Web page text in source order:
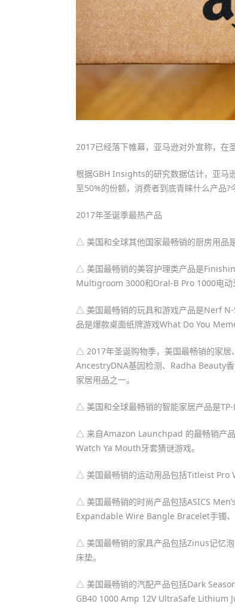
2017已经落下帷幕，亚马逊对外宣称，在
根据GBH Insights的研究数据估计，亚马
至50%的份额，消费者到底青睐什么产品?
2017年圣诞季最热产品
△ 美国和全球其他国家最畅销的厨房用品
△ 美国最畅销的美容护理类产品是
Multigroom 3000和Oral-B Pro 1000电动
△ 美国最畅销的玩具和游戏产品是Nerf
品是爆款桌面纸牌游戏What Do You
△ 2017年圣诞购物季，美国最畅销的家
AncestryDNA基因检测、Radha Beauty
家居用品之一。
△ 美国和全球最畅销的智能家居产品是TP-
△ 来自Amazon Launchpad 的最畅销产
Watch Ya Mouth牙套猜谜游戏。
△ 美国最畅销的运动用品包括Titleist Pro
△ 美国最畅销的时尚产品包括ASICS
Expandable Wire Bangle Bracelet手镯、
△ 美国最畅销的家具产品包括Zinus记忆
床垫。
△ 美国最畅销的汽配产品包括Dark
GB40 1000 Amp 12V UltraSafe Lithium